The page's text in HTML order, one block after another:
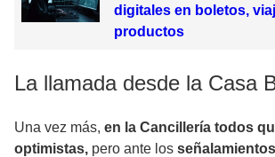
digitales en boletos,
productos
La llamada desde la Casa
Una vez más, en la Cancillería todos
optimistas, pero ante los